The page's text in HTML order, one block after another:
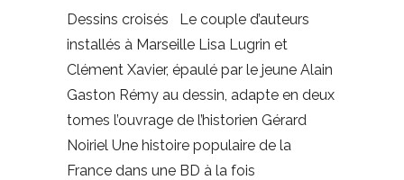
Dessins croisés Le couple d’auteurs
installés à Marseille Lisa Lugrin et
Clément Xavier, épaulé par le jeune Alain
Gaston Rémy au dessin, adapte en deux
tomes l’ouvrage de l’historien Gérard
Noiriel Une histoire populaire de la
France dans une BD à la fois